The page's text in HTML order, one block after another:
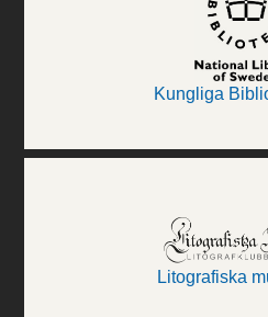
Kungliga
Litografiska